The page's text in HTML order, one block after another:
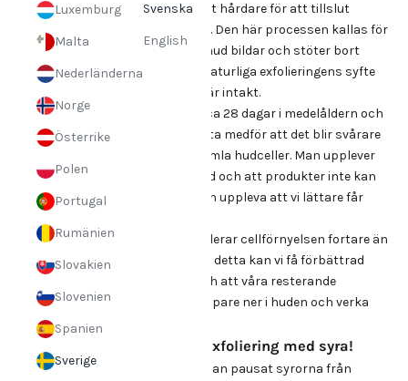
Luxemburg
Malta
Nederländerna
Norge
Österrike
Polen
Portugal
Rumänien
Slovakien
Slovenien
Spanien
Sverige
Svenska
English
vandrar mot hudytan och blir allt hårdare för att tillslut
stötas bort och av från hudytan. Den här processen kallas för
deskvamation (avfjällning). Vår hud bildar och stöter bort
miljontals celler varje dag. Den naturliga exfolieringens syfte
är att hålla hudens skyddsbarriär intakt.
I genomsnitt tar cellförnyelsen ca 28 dagar i medelåldern och
blir långsammare med åren. Detta medför att det blir svårare
för huden att göra sig av med gamla hudceller. Man upplever
ofta att man får en mer matt hud och att produkter inte kan
verka på samma sätt. Vi kan även uppleva att vi lättare får
Att använda en exfoliering stimulerar cellförnyelsen fortare än
huden själv klarar av och genom detta kan vi få förbättrad
lyster och en mjukare hudyta och att våra resterande
produkter efteråt kan tränga djupare ner i huden och verka
bättre.
Tips att tänka på vid exfoliering med syra!
1. Vänj in huden
- Oavsett om man pausat syrorna från